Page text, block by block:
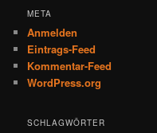
META
Anmelden
Eintrags-Feed
Kommentar-Feed
WordPress.org
SCHLAGWÖRTER